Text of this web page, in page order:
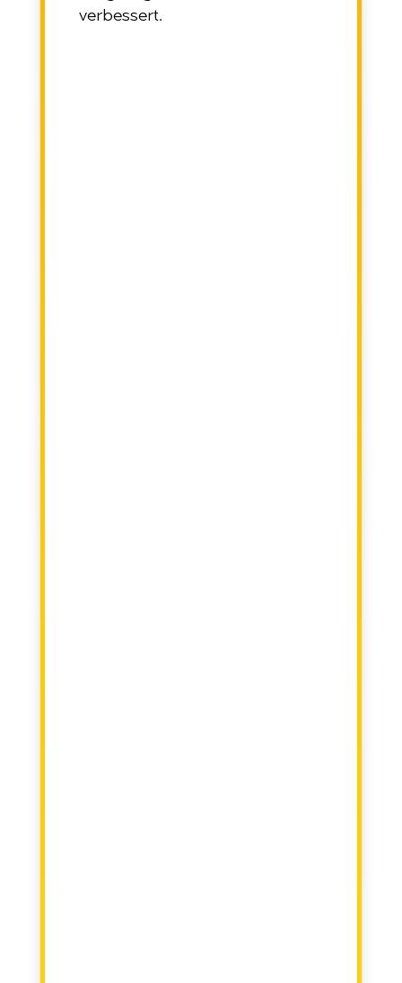
verbessert.